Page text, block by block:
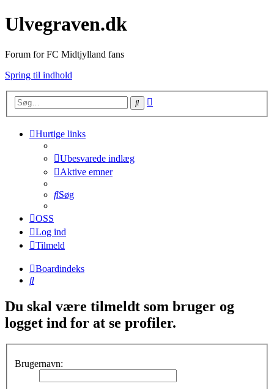
Ulvegraven.dk
Forum for FC Midtjylland fans
Spring til indhold
Søg
Hurtige links
Ubesvarede indlæg
Aktive emner
Søg
OSS
Log ind
Tilmeld
Boardindeks
Søg
Du skal være tilmeldt som bruger og
logget ind for at se profiler.
Brugernavn: